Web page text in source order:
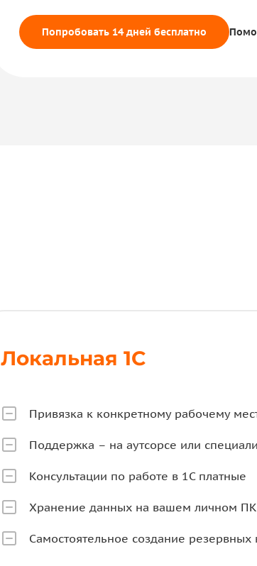
Попробовать 14 дней бесплатно
Локальная 1С
Привязка к конкретному рабочему
Поддержка – на аутсорсе или
Консультации по работе в 1С платные
Хранение данных на вашем личном ПК
Самостоятельное создание резервных